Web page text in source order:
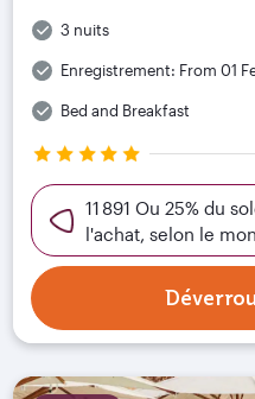
3 nuits
Enregistrement: From 01
Bed and Breakfast
11 891 Ou 25% du
l'achat, selon le